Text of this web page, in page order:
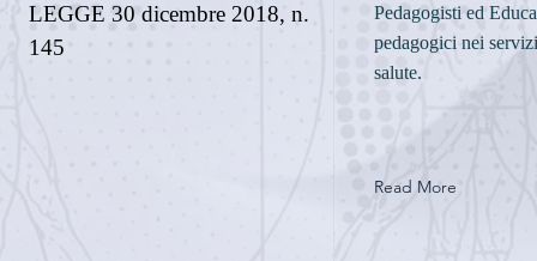
LEGGE 30 dicembre 2018, n.
145
Pedagogisti ed
pedagogici nei
salute.
Read More